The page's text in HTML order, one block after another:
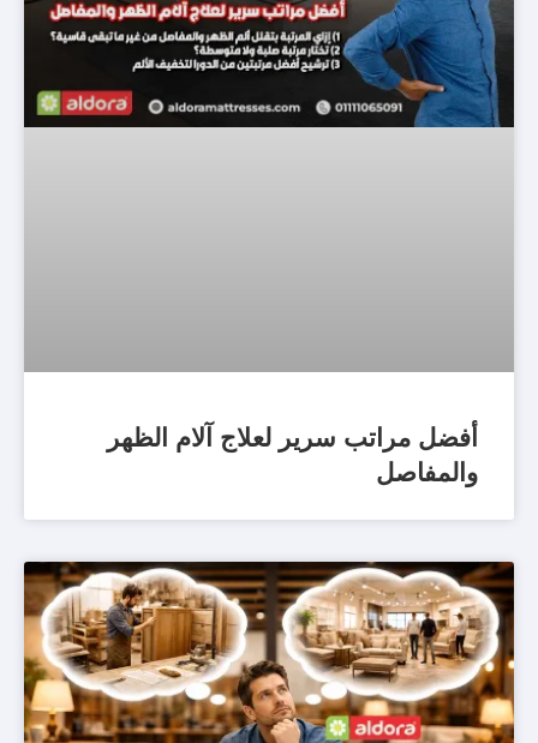
أفضل مراتب سرير لعلاج آلام الظهر
والمفاصل